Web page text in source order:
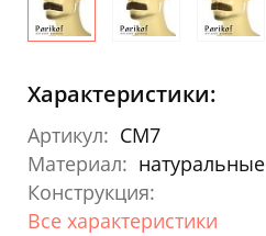
Характеристики:
Артикул: CM7
Материал: натуральные
Конструкция:
Все характеристики